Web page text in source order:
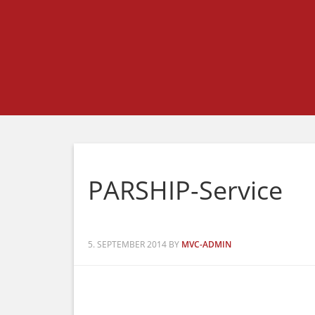
PARSHIP-Service
5. SEPTEMBER 2014 BY MVC-ADMIN